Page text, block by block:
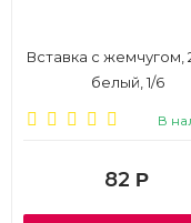
Вставка с жемчугом,
белый, 1/6
В
82 Р